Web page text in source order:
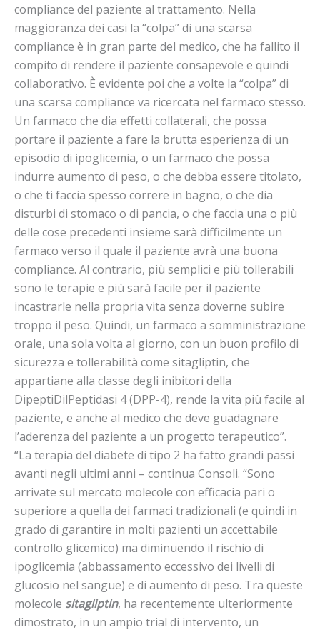
compliance del paziente al trattamento. Nella
maggioranza dei casi la “colpa” di una scarsa
compliance è in gran parte del medico, che ha fallito il
compito di rendere il paziente consapevole e quindi
collaborativo. È evidente poi che a volte la “colpa” di
una scarsa compliance va ricercata nel farmaco stesso.
Un farmaco che dia effetti collaterali, che possa
portare il paziente a fare la brutta esperienza di un
episodio di ipoglicemia, o un farmaco che possa
indurre aumento di peso, o che debba essere titolato,
o che ti faccia spesso correre in bagno, o che dia
disturbi di stomaco o di pancia, o che faccia una o più
delle cose precedenti insieme sarà difficilmente un
farmaco verso il quale il paziente avrà una buona
compliance. Al contrario, più semplici e più tollerabili
sono le terapie e più sarà facile per il paziente
incastrarle nella propria vita senza doverne subire
troppo il peso. Quindi, un farmaco a somministrazione
orale, una sola volta al giorno, con un buon profilo di
sicurezza e tollerabilità come sitagliptin, che
appartiane alla classe degli inibitori della
DipeptiDilPeptidasi 4 (DPP-4), rende la vita più facile al
paziente, e anche al medico che deve guadagnare
l’aderenza del paziente a un progetto terapeutico”.
“La terapia del diabete di tipo 2 ha fatto grandi passi
avanti negli ultimi anni – continua Consoli. “Sono
arrivate sul mercato molecole con efficacia pari o
superiore a quella dei farmaci tradizionali (e quindi in
grado di garantire in molti pazienti un accettabile
controllo glicemico) ma diminuendo il rischio di
ipoglicemia (abbassamento eccessivo dei livelli di
glucosio nel sangue) e di aumento di peso. Tra queste
molecole sitagliptin, ha recentemente ulteriormente
dimostrato, in un ampio trial di intervento, un